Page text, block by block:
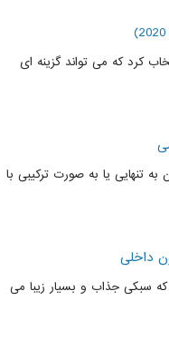
کرد که می تواند گزینه ای
یا به صورت ترکیبی با
داخلی
سبکی جذاب و بسیار زیبا می